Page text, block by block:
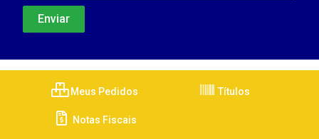
Meus Pedidos Títulos
Notas Fiscais